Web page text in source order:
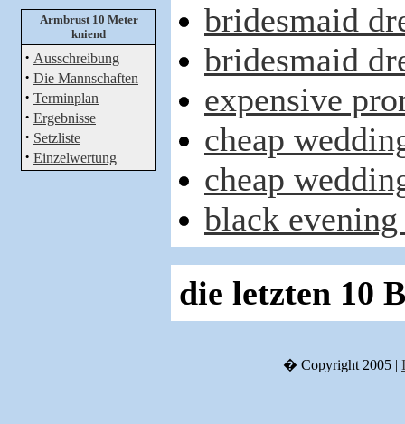
Armbrust 10 Meter
kniend
· Ausschreibung
· Die Mannschaften
· Terminplan
· Ergebnisse
· Setzliste
· Einzelwertung
bridesmaid
bridesmaid
expensive
cheap
cheap
black
die letzten 10
� Copyright 2005 |